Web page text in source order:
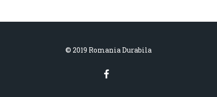
© 2019 Romania Durabila